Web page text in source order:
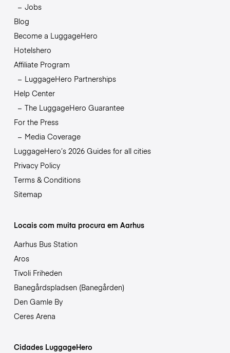
Jobs
Blog
Become a LuggageHero
Hotelshero
Affiliate Program
LuggageHero Partnerships
Help Center
The LuggageHero Guarantee
For the Press
Media Coverage
LuggageHero’s 2026 Guides for all cities
Privacy Policy
Terms & Conditions
Sitemap
Locais com muita procura em Aarhus
Aarhus Bus Station
Aros
Tivoli Friheden
Banegårdspladsen (Banegården)
Den Gamle By
Ceres Arena
Cidades LuggageHero